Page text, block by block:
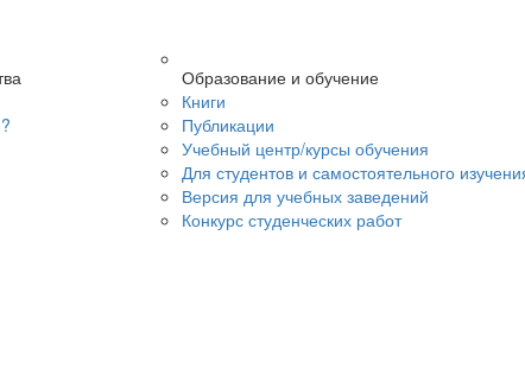
Образование и обучение
Книги
Публикации
Учебный центр/курсы обучения
Для студентов и самостоятельного
Версия для учебных заведений
Конкурс студенческих работ